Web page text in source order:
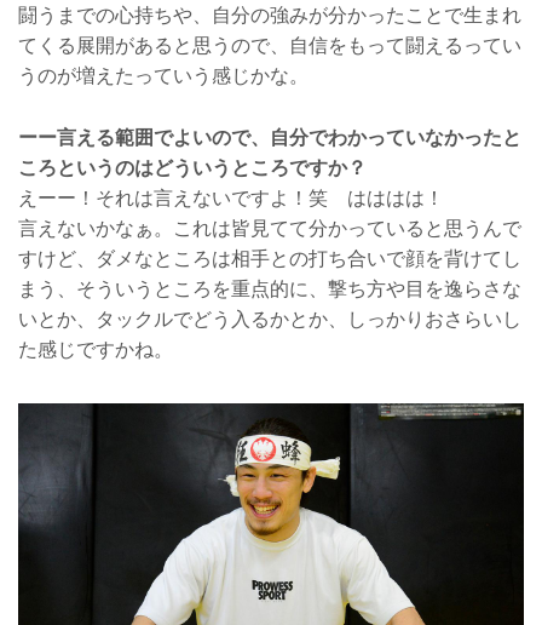
闘うまでの心持ちや、自分の強みが分かったことで生まれ
てくる展開があると思うので、自信をもって闘えるってい
うのが増えたっていう感じかな。
ーー言える範囲でよいので、自分でわかっていなかったと
ころというのはどういうところですか？
えーー！それは言えないですよ！笑 はははは！
言えないかなぁ。これは皆見てて分かっていると思うんで
すけど、ダメなところは相手との打ち合いで顔を背けてし
まう、そういうところを重点的に、撃ち方や目を逸らさな
いとか、タックルでどう入るかとか、しっかりおさらいし
た感じですかね。